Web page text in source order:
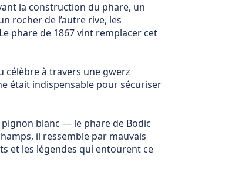
la construction du phare, un
rocher de l’autre rive, les
phare de 1867 vint remplacer cet
célèbre à travers une gwerz
était indispensable pour sécuriser
blanc — le phare de Bodic
il ressemble par mauvais
et les légendes qui entourent ce